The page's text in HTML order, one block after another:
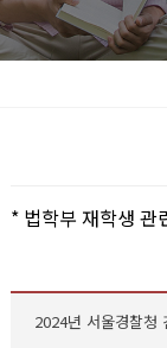
* 법학부 재학생 관
2024년 서울경찰청